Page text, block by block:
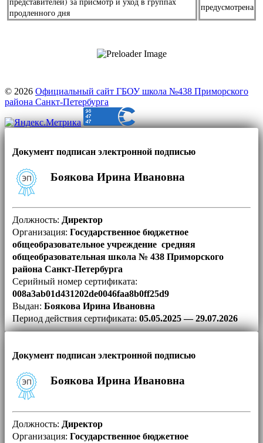
продленного дня
предусмотрена
© 2026 Официальный сайт ГБОУ школа №438 Приморского
района Санкт-Петербурга
Документ подписан электронной подписью
Боякова Ирина Ивановна
Должность: Директор
Организация: Государственное бюджетное
общеобразовательное учреждение средняя
общеобразовательная школа № 438 Приморского
района Санкт-Петербурга
Серийный номер сертификата:
008a3ab01d431202de0046faa8b0ff25d9
Выдан: Боякова Ирина Ивановна
Период действия сертификата: 05.05.2025 — 29.07.2026
Документ подписан электронной подписью
Боякова Ирина Ивановна
Должность: Директор
Организация: Государственное бюджетное